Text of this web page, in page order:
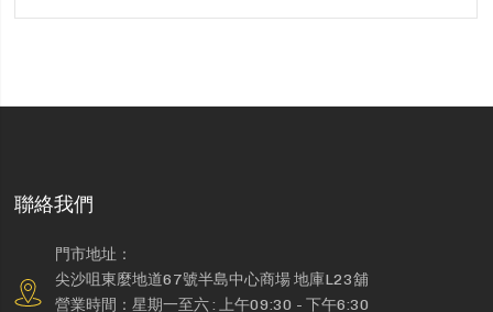
聯絡我們
門市地址：
尖沙咀東麼地道67號半島中心商場 地庫L23舖
營業時間：星期一至六 : 上午09:30 - 下午6:30